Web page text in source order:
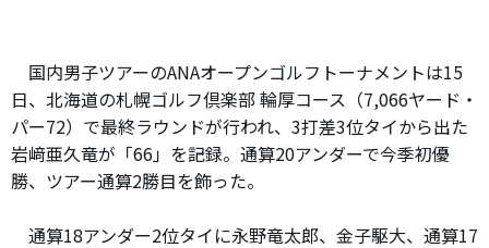
国内男子ツアーのANAオープンゴルフトーナメントは15
日、北海道の札幌ゴルフ倶楽部 輪厚コース（7,066ヤード・
パー72）で最終ラウンドが行われ、3打差3位タイから出た
岩﨑亜久竜が「66」を記録。通算20アンダーで今季初優
勝、ツアー通算2勝目を飾った。
通算18アンダー2位タイに永野竜太郎、金子駆大、通算17